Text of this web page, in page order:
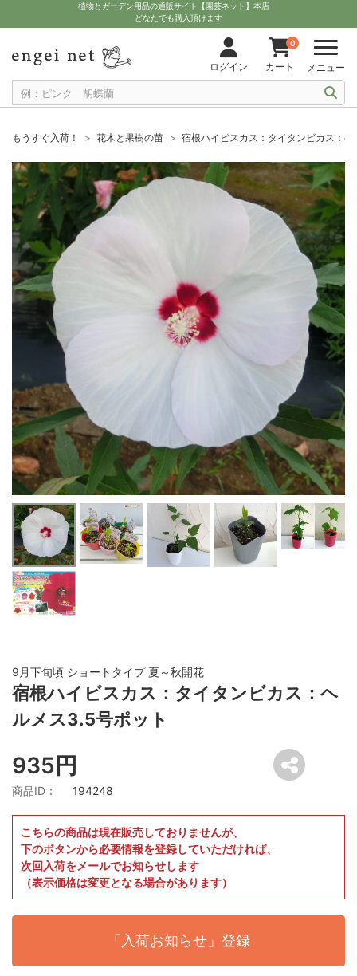
植物とガーデン用品の通販サイト【園芸ネット】本店
どなたでも購入頂けます
ログイン
0
カート メニュー
もうすぐ入荷！ 花木と果樹の苗 宿根ハイビスカス：タイタンビカス：
9月下旬頃 ショートタイプ 夏～秋開花
宿根ハイビスカス：タイタンビカス：ヘ
ルメス3.5号ポット
935円
商品ID： 194248
こちらの商品は現在販売しておりませんが、
下のボタンから必要情報を登録していただければ、
次回入荷をメールでお知らせします
（表示価格は変更となる場合があります）
「入荷お知らせ」登録